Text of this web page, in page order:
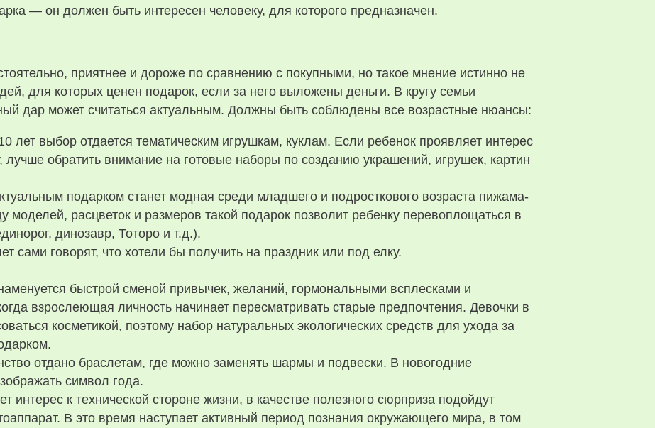
— он должен быть интересен человеку, для которого предназначен.
приятнее и дороже по сравнению с покупными, но такое мнение истинно не
для которых ценен подарок, если за него выложены деньги. В кругу семьи
дар может считаться актуальным. Должны быть соблюдены все возрастные нюансы:
лет выбор отдается тематическим игрушкам, куклам. Если ребенок проявляет интерес
лучше обратить внимание на готовые наборы по созданию украшений, игрушек, картин
подарком станет модная среди младшего и подросткового возраста пижама-
моделей, расцветок и размеров такой подарок позволит ребенку перевоплощаться в
динозавр, Тоторо и т.д.).
сами говорят, что хотели бы получить на праздник или под елку.
быстрой сменой привычек, желаний, гормональными всплесками и
взрослеющая личность начинает пересматривать старые предпочтения. Девочки в
косметикой, поэтому набор натуральных экологических средств для ухода за
отдано браслетам, где можно заменять шармы и подвески. В новогодние
символ года.
интерес к технической стороне жизни, в качестве полезного сюрприза подойдут
В это время наступает активный период познания окружающего мира, в том